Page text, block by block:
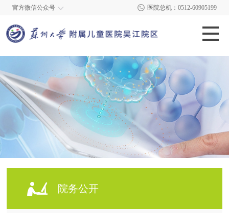
官方微信公众号 医院总机：0512-60905199
院务公开